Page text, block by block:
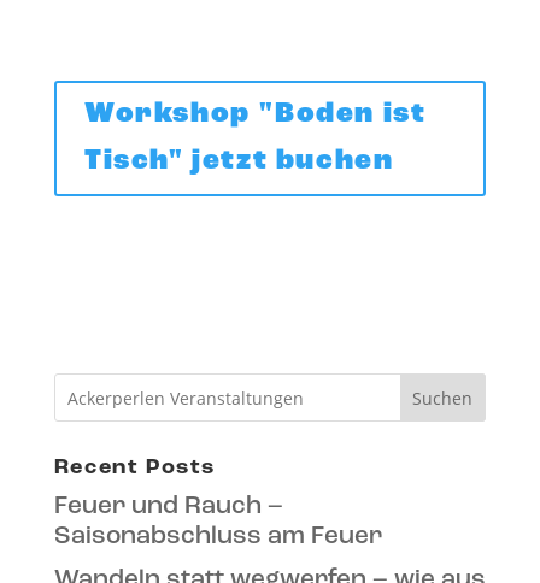
Workshop "Boden ist
Tisch" jetzt buchen
Suchen
Recent Posts
Feuer und Rauch –
Saisonabschluss am Feuer